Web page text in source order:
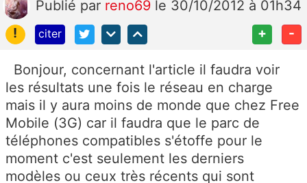
Publié par reno69 le 30/10/2012 à 01h34
!
citer + -
Bonjour, concernant l'article il faudra voir
les résultats une fois le réseau en charge
mais il y aura moins de monde que chez Free
Mobile (3G) car il faudra que le parc de
téléphones compatibles s'étoffe pour le
moment c'est seulement les derniers
modèles ou ceux très récents qui sont